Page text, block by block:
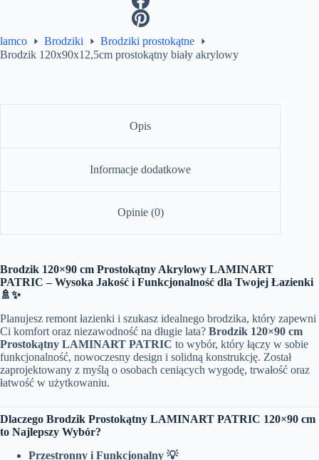
lamco Brodziki
Brodziki prostokątne
Brodzik 120x90x12,5cm prostokątny biały akrylowy
Opis
Informacje dodatkowe
Opinie (0)
Brodzik 120×90 cm Prostokątny Akrylowy LAMINART
PATRIC – Wysoka Jakość i Funkcjonalność dla Twojej Łazienki
🚿✨
Planujesz remont łazienki i szukasz idealnego brodzika, który zapewni
Ci komfort oraz niezawodność na długie lata? Brodzik 120×90 cm
Prostokątny LAMINART PATRIC to wybór, który łączy w sobie
funkcjonalność, nowoczesny design i solidną konstrukcję. Został
zaprojektowany z myślą o osobach ceniących wygodę, trwałość oraz
łatwość w użytkowaniu.
Dlaczego Brodzik Prostokątny LAMINART PATRIC 120×90 cm
to Najlepszy Wybór?
Przestronny i Funkcjonalny 💡